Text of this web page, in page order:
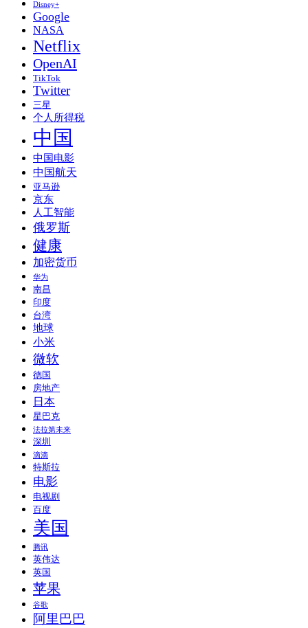
Disney+
Google
NASA
Netflix
OpenAI
TikTok
Twitter
三星
个人所得税
中国
中国电影
中国航天
亚马逊
京东
人工智能
俄罗斯
健康
加密货币
华为
南昌
印度
台湾
地球
小米
微软
德国
房地产
日本
星巴克
法拉第未来
深圳
滴滴
特斯拉
电影
电视剧
百度
美国
腾讯
英伟达
英国
苹果
谷歌
阿里巴巴